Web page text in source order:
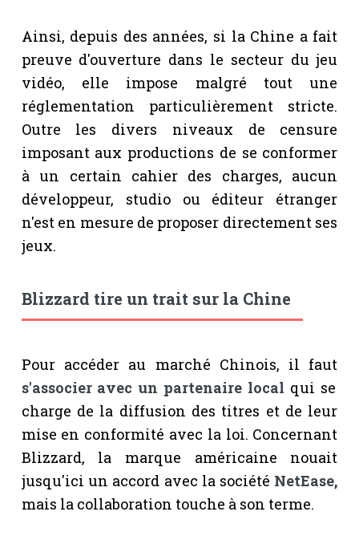
Ainsi, depuis des années, si la Chine a fait
preuve d'ouverture dans le secteur du jeu
vidéo, elle impose malgré tout une
réglementation particulièrement stricte.
Outre les divers niveaux de censure
imposant aux productions de se conformer
à un certain cahier des charges, aucun
développeur, studio ou éditeur étranger
n'est en mesure de proposer directement ses
jeux.
Blizzard tire un trait sur la Chine
Pour accéder au marché Chinois, il faut
s'associer avec un partenaire local qui se
charge de la diffusion des titres et de leur
mise en conformité avec la loi. Concernant
Blizzard, la marque américaine nouait
jusqu'ici un accord avec la société NetEase,
mais la collaboration touche à son terme.